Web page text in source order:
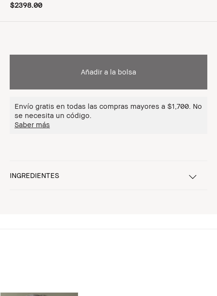
$2398.00
Añadir a la bolsa
Envío gratis en todas las compras mayores a $1,700. No
se necesita un código.
Saber más
INGREDIENTES